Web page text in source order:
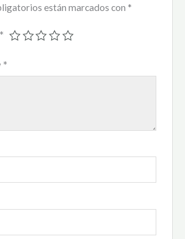
están marcados con *
*
*